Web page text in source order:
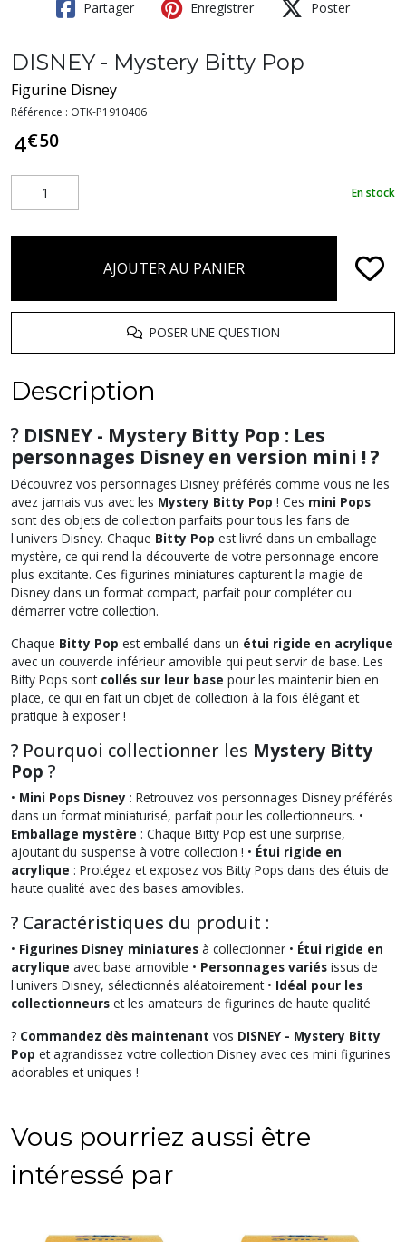
Partager Enregistrer Poster
DISNEY - Mystery Bitty Pop
Figurine Disney
Référence : OTK-P1910406
4€50
En stock
AJOUTER AU PANIER
POSER UNE QUESTION
Description
? DISNEY - Mystery Bitty Pop : Les
personnages Disney en version mini ! ?
Découvrez vos personnages Disney préférés comme vous ne les
avez jamais vus avec les Mystery Bitty Pop ! Ces mini Pops
sont des objets de collection parfaits pour tous les fans de
l'univers Disney. Chaque Bitty Pop est livré dans un emballage
mystère, ce qui rend la découverte de votre personnage encore
plus excitante. Ces figurines miniatures capturent la magie de
Disney dans un format compact, parfait pour compléter ou
démarrer votre collection.
Chaque Bitty Pop est emballé dans un étui rigide en acrylique
avec un couvercle inférieur amovible qui peut servir de base. Les
Bitty Pops sont collés sur leur base pour les maintenir bien en
place, ce qui en fait un objet de collection à la fois élégant et
pratique à exposer !
? Pourquoi collectionner les Mystery Bitty
Pop ?
• Mini Pops Disney : Retrouvez vos personnages Disney préférés
dans un format miniaturisé, parfait pour les collectionneurs. •
Emballage mystère : Chaque Bitty Pop est une surprise,
ajoutant du suspense à votre collection ! • Étui rigide en
acrylique : Protégez et exposez vos Bitty Pops dans des étuis de
haute qualité avec des bases amovibles.
? Caractéristiques du produit :
• Figurines Disney miniatures à collectionner • Étui rigide en
acrylique avec base amovible • Personnages variés issus de
l'univers Disney, sélectionnés aléatoirement • Idéal pour les
collectionneurs et les amateurs de figurines de haute qualité
? Commandez dès maintenant vos DISNEY - Mystery Bitty
Pop et agrandissez votre collection Disney avec ces mini figurines
adorables et uniques !
Vous pourriez aussi être
intéressé par